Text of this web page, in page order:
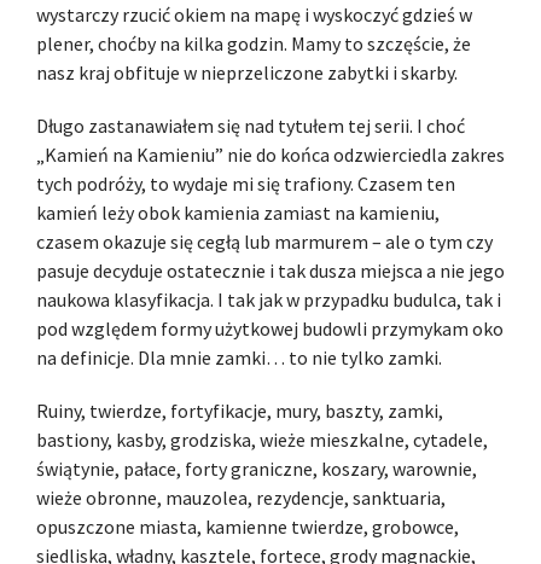
wystarczy rzucić okiem na mapę i wyskoczyć gdzieś w
plener, choćby na kilka godzin. Mamy to szczęście, że
nasz kraj obfituje w nieprzeliczone zabytki i skarby.
Długo zastanawiałem się nad tytułem tej serii. I choć
„Kamień na Kamieniu” nie do końca odzwierciedla zakres
tych podróży, to wydaje mi się trafiony. Czasem ten
kamień leży obok kamienia zamiast na kamieniu,
czasem okazuje się cegłą lub marmurem – ale o tym czy
pasuje decyduje ostatecznie i tak dusza miejsca a nie jego
naukowa klasyfikacja. I tak jak w przypadku budulca, tak i
pod względem formy użytkowej budowli przymykam oko
na definicje. Dla mnie zamki… to nie tylko zamki.
Ruiny, twierdze, fortyfikacje, mury, baszty, zamki,
bastiony, kasby, grodziska, wieże mieszkalne, cytadele,
świątynie, pałace, forty graniczne, koszary, warownie,
wieże obronne, mauzolea, rezydencje, sanktuaria,
opuszczone miasta, kamienne twierdze, grobowce,
siedliska, władny, kasztele, fortece, grody magnackie,